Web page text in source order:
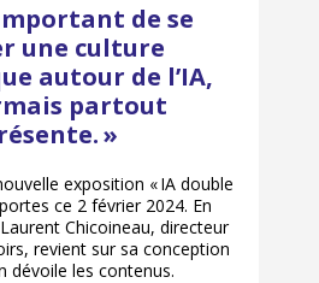
de se
une culture
autour de l’IA,
partout
»
exposition « IA double
ce 2 février 2024. En
Chicoineau, directeur
revient sur sa conception
dévoile les contenus.